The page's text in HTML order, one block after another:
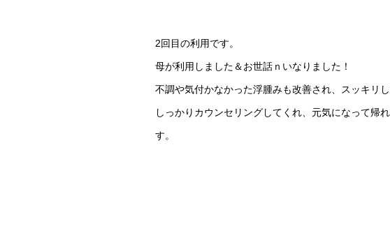
2回目の利用です。
母が利用しました＆お世話ｎいなりました！
不調や気付かなかった浮腫みも改善され、スッキリ
しっかりカウンセリングしてくれ、元気になって帰
す。